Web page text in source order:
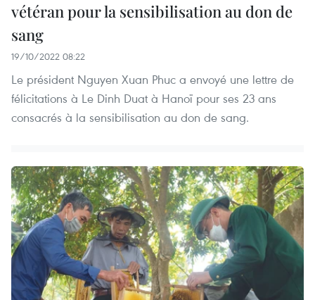
vétéran pour la sensibilisation au don de
sang
19/10/2022 08:22
Le président Nguyen Xuan Phuc a envoyé une lettre de
félicitations à Le Dinh Duat à Hanoï pour ses 23 ans
consacrés à la sensibilisation au don de sang.